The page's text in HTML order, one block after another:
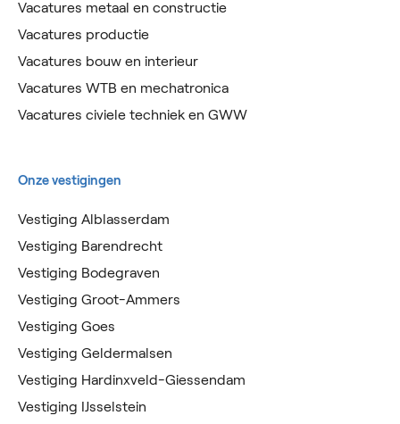
Vacatures metaal en constructie
Vacatures productie
Vacatures bouw en interieur
Vacatures WTB en mechatronica
Vacatures civiele techniek en GWW
Onze vestigingen
Vestiging Alblasserdam
Vestiging Barendrecht
Vestiging Bodegraven
Vestiging Groot-Ammers
Vestiging Goes
Vestiging Geldermalsen
Vestiging Hardinxveld-Giessendam
Vestiging IJsselstein